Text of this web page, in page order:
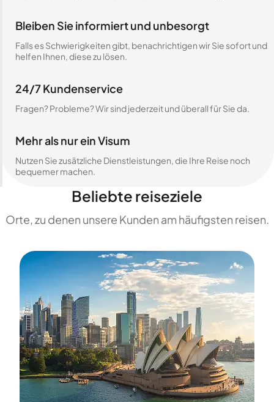
Bleiben Sie informiert und unbesorgt
Falls es Schwierigkeiten gibt, benachrichtigen wir Sie sofort und
helfen Ihnen, diese zu lösen.
24/7 Kundenservice
Fragen? Probleme? Wir sind jederzeit und überall für Sie da.
Mehr als nur ein Visum
Nutzen Sie zusätzliche Dienstleistungen, die Ihre Reise noch
bequemer machen.
Beliebte reiseziele
Orte, zu denen unsere Kunden am häufigsten reisen.